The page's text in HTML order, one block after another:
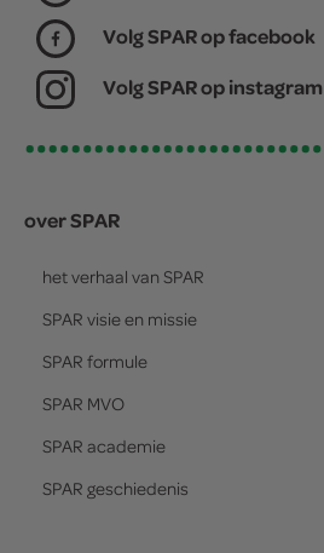
Volg SPAR op facebook
Volg SPAR op instagram
over SPAR
het verhaal van SPAR
SPAR visie en missie
SPAR formule
SPAR MVO
SPAR academie
SPAR geschiedenis